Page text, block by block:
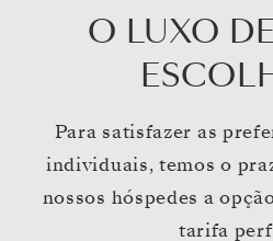
O LUXO
Para satisfazer as
individuais, temos o
nossos hóspedes a
tarifa